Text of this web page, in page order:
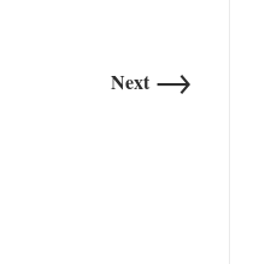
Next →